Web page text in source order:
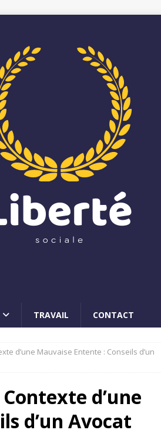
TRAVAIL CONTACT
d’une Mauvaise Entente : Conseils d’un
d’une
d’un Avocat